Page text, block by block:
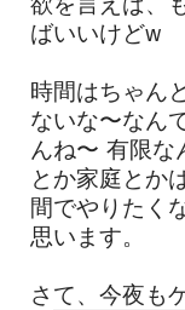
ばいいけどw
時間はちゃん
ないな〜なん
んね〜 有限な
とか家庭とか
間でやりたく
思います。
さて、今夜も